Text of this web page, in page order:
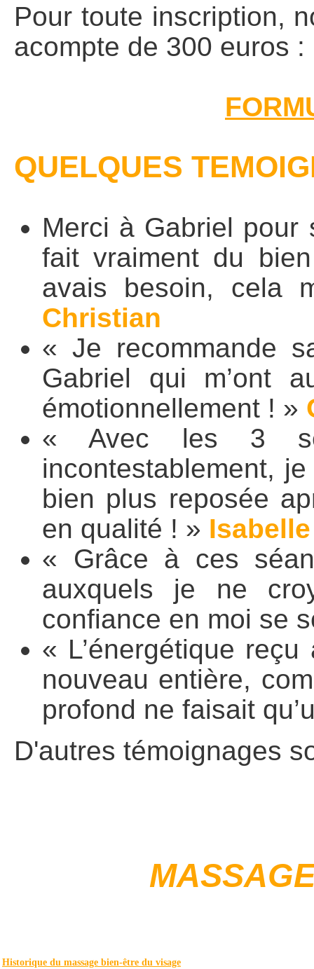
Pour toute inscription,
acompte de 300 euros :
QUELQUES
Merci à Gabriel pour
fait vraiment du
avais besoin, cela
Christian
« Je recommande
Gabriel qui m’ont
émotionnellement ! »
« Avec les 3
incontestablement,
bien plus reposée
en qualité ! » Isabelle
« Grâce à ces
auxquels je ne
confiance en moi se
« L’énergétique
nouveau entière,
profond ne faisait
D'autres témoignages
Historique du massage bien-être du visage